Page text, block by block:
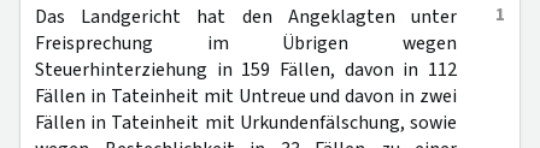
1
Das Landgericht hat den Angeklagten unter
Freisprechung im Übrigen wegen
Steuerhinterziehung in 159 Fällen, davon in 112
Fällen in Tateinheit mit Untreue und davon in zwei
Fällen in Tateinheit mit Urkundenfälschung, sowie